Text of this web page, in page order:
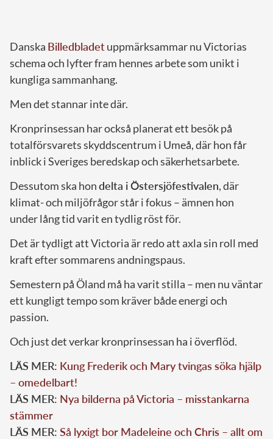
Danska Billedbladetuppmärksammar nu Victorias
schema och lyfter fram hennes arbete som unikt i
kungliga sammanhang.
Men det stannar inte där.
Kronprinsessan har också planerat ett besök på
totalförsvarets skyddscentrum i Umeå, där hon får
inblick i Sveriges beredskap och säkerhetsarbete.
Dessutom ska hondelta i Östersjöfestivalen, där
klimat- och miljöfrågor står i fokus – ämnen hon
under lång tid varit en tydlig röst för.
Det är tydligt att Victoria är redo att axla sin roll med
kraft efter sommarens andningspaus.
Semestern på Öland må ha varit stilla – men nu väntar
ett kungligt tempo som kräver både energi och
passion.
Och just det verkar kronprinsessan ha i överflöd.
LÄS MER: Kung Frederik och Mary tvingas söka hjälp
– omedelbart!
LÄS MER: Nya bilderna på Victoria – misstankarna
stämmer
LÄS MER: Så lyxigt bor Madeleine och Chris – allt om